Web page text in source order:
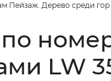
Пейзаж. Дерево среди
LW